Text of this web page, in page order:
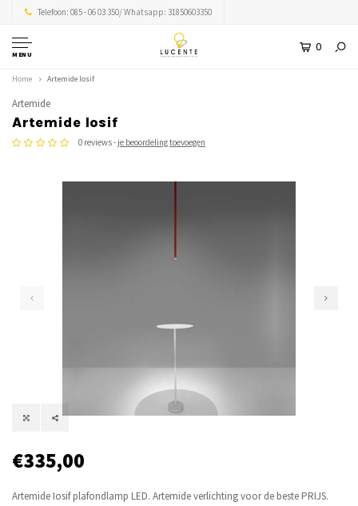
Telefoon: 085 - 06 03 350/ Whatsapp: 31850603350
MENU
0
Home Artemide Iosif
Artemide
Artemide Iosif
0 reviews - je beoordeling toevoegen
€335,00
Artemide Iosif plafondlamp LED. Artemide verlichting voor de beste PRIJS.